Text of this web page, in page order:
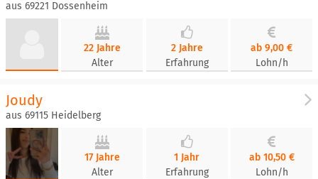
aus 69221 Dossenheim
22 Jahre
Alter
2 Jahre
Erfahrung
ab 9,00 €
Lohn/h
Joudy
aus 69115 Heidelberg
17 Jahre
Alter
1 Jahr
Erfahrung
ab 10,50 €
Lohn/h